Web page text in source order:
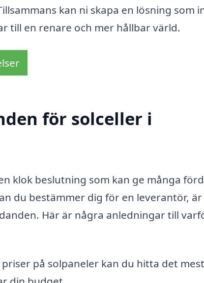
kan ni skapa en lösning som
till en renare och mer hållbar värld.
för solceller i
klok beslutning som kan ge många
du bestämmer dig för en leverantör,
Här är några anledningar till
på solpaneler kan du hitta det mest